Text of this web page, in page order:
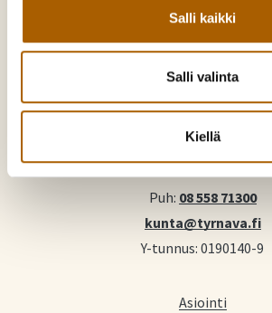
Salli kaikki
Salli valinta
Kiellä
Puh: 08 558 71300
kunta@tyrnava.fi
Y-tunnus: 0190140-9
Asiointi